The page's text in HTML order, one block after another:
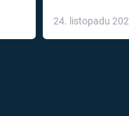
léky
24. listopadu